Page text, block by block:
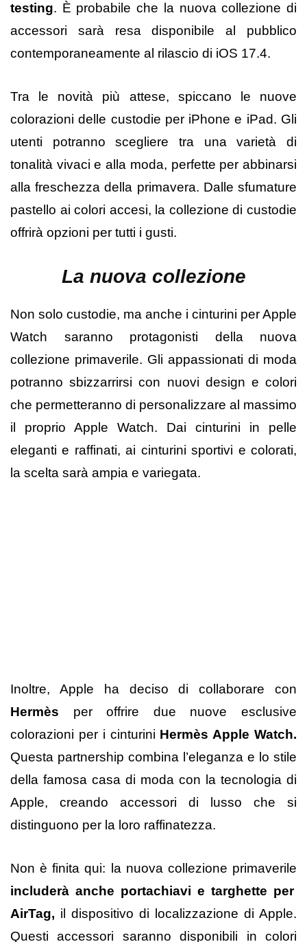
testing. È probabile che la nuova collezione di
accessori sarà resa disponibile al pubblico
contemporaneamente al rilascio di iOS 17.4.
Tra le novità più attese, spiccano le nuove
colorazioni delle custodie per iPhone e iPad. Gli
utenti potranno scegliere tra una varietà di
tonalità vivaci e alla moda, perfette per abbinarsi
alla freschezza della primavera. Dalle sfumature
pastello ai colori accesi, la collezione di custodie
offrirà opzioni per tutti i gusti.
La nuova collezione
Non solo custodie, ma anche i cinturini per Apple
Watch saranno protagonisti della nuova
collezione primaverile. Gli appassionati di moda
potranno sbizzarrirsi con nuovi design e colori
che permetteranno di personalizzare al massimo
il proprio Apple Watch. Dai cinturini in pelle
eleganti e raffinati, ai cinturini sportivi e colorati,
la scelta sarà ampia e variegata.
Inoltre, Apple ha deciso di collaborare con
Hermès per offrire due nuove esclusive
colorazioni per i cinturini Hermès Apple Watch.
Questa partnership combina l’eleganza e lo stile
della famosa casa di moda con la tecnologia di
Apple, creando accessori di lusso che si
distinguono per la loro raffinatezza.
Non è finita qui: la nuova collezione primaverile
includerà anche portachiavi e targhette per
AirTag, il dispositivo di localizzazione di Apple.
Questi accessori saranno disponibili in colori